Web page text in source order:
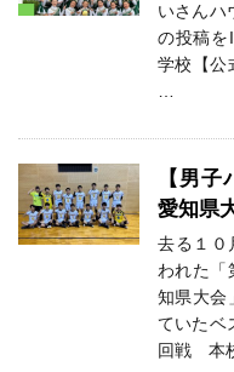
いさんハ
の投稿を
学校【公
【男
愛知県
去る１０
われた「
知県大会
ていたベ
回戦 本